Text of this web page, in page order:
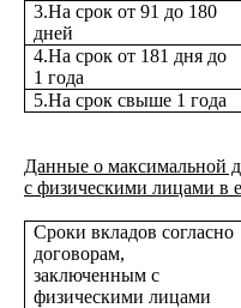
3.На срок от 91 до 180
дней
4.На срок от 181 дня до
1 года
5.На срок свыше 1 года
Данные о максимальной
с физическими лицами в
Сроки вкладов согласно
договорам,
заключенным с
физическими лицами